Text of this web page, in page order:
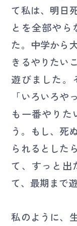
て私は、明日
とを全部やら
た。中学から
きるやりたい
遊びました。
「いろいろや
も一番やりた
う。もし、死
られるとした
て、すっと出
て、最期まで
私のように、